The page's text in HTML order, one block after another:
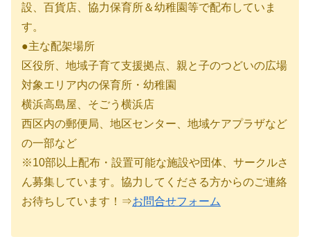
設、百貨店、協力保育所＆幼稚園等で配布していま
す。
●主な配架場所
区役所、地域子育て支援拠点、親と子のつどいの広場
対象エリア内の保育所・幼稚園
横浜高島屋、そごう横浜店
西区内の郵便局、地区センター、地域ケアプラザなど
の一部など
※10部以上配布・設置可能な施設や団体、サークルさ
ん募集しています。協力してくださる方からのご連絡
お待ちしています！⇒お問合せフォーム